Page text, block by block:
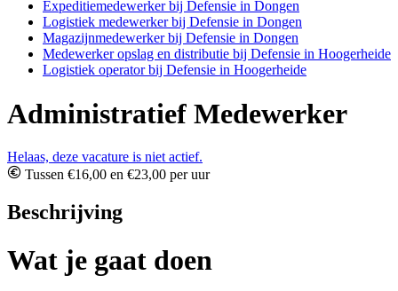
Expeditiemedewerker bij Defensie in Dongen
Logistiek medewerker bij Defensie in Dongen
Magazijnmedewerker bij Defensie in Dongen
Medewerker opslag en distributie bij Defensie in Hoogerheide
Logistiek operator bij Defensie in Hoogerheide
Administratief Medewerker
Helaas, deze vacature is niet actief.
Tussen €16,00 en €23,00 per uur
Beschrijving
Wat je gaat doen